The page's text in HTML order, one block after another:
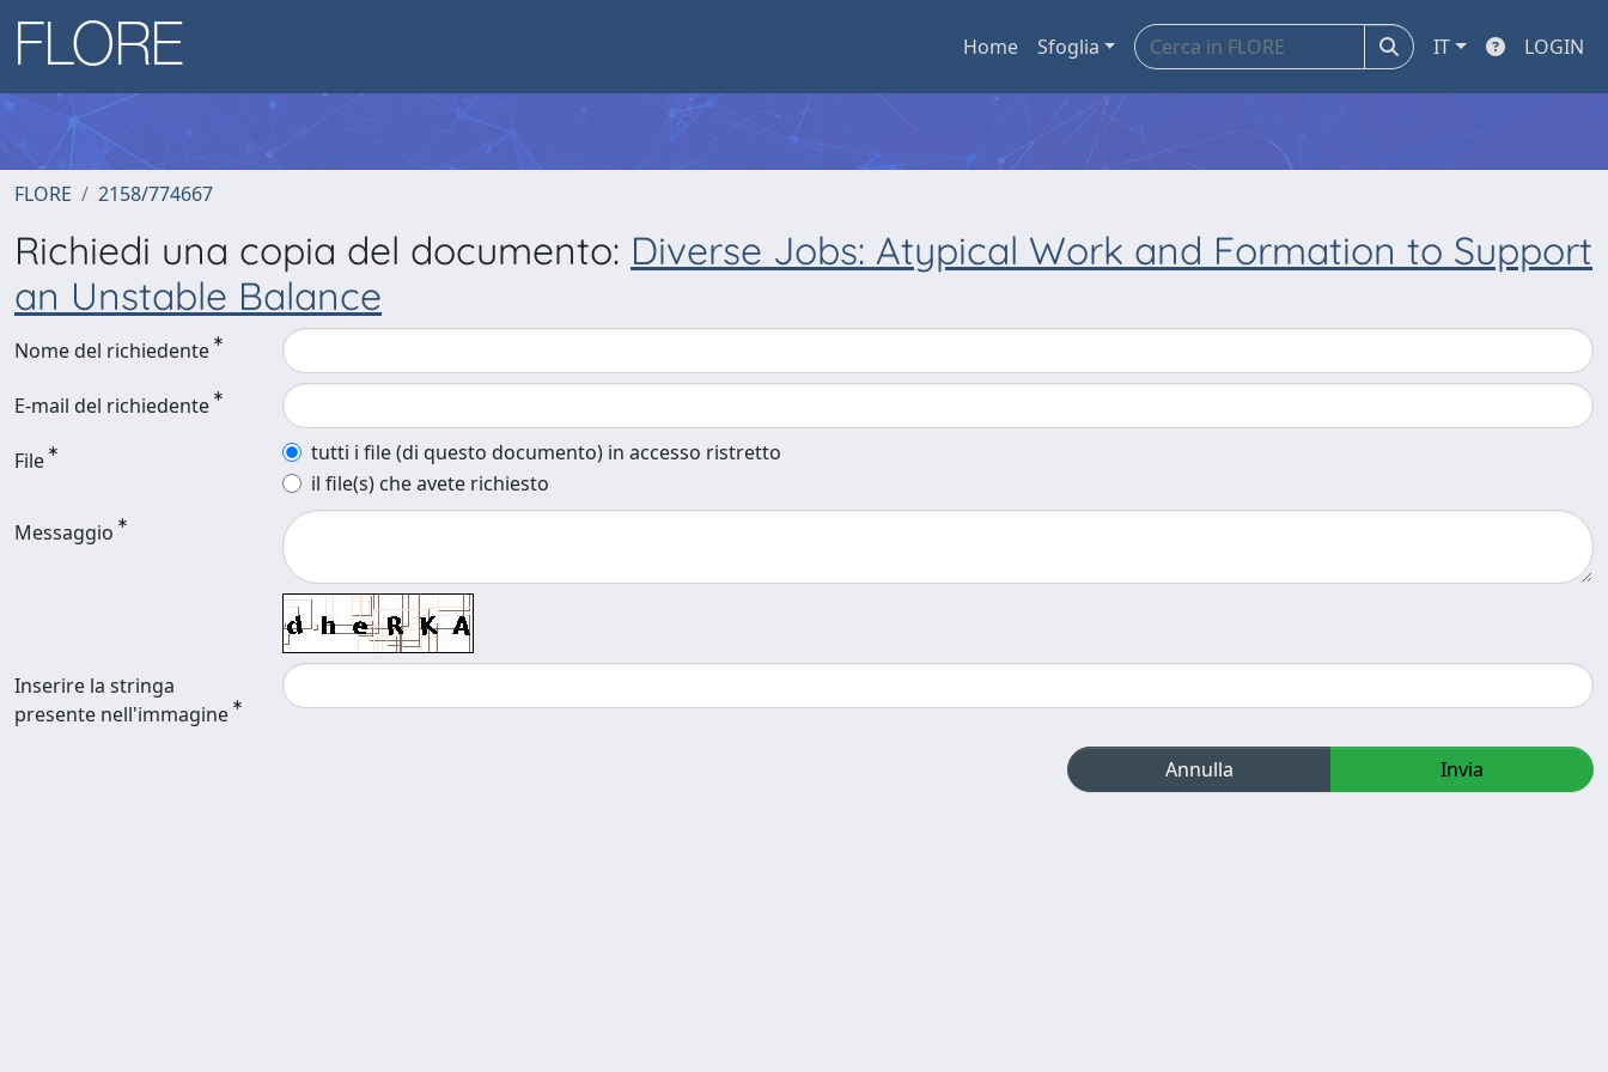
Home Sfoglia IT LOGIN
FLORE 2158/774667
Richiedi una copia del documento: Diverse Jobs: Atypical Work and Formation to Support
an Unstable Balance
Nome del richiedente
E-mail del richiedente
File
tutti i file (di questo documento) in accesso ristretto
il file(s) che avete richiesto
Messaggio
Inserire la stringa
presente nell'immagine
Annulla Invia